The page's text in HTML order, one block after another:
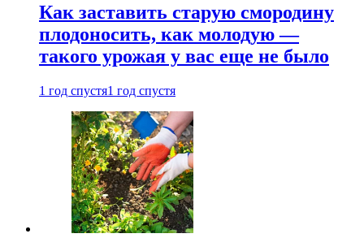
Как заставить старую смородину
плодоносить, как молодую —
такого урожая у вас еще не было
1 год спустя1 год спустя